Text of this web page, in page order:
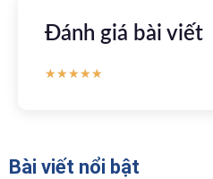
Đánh giá bài viết
★★★★★
Bài viết nổi bật